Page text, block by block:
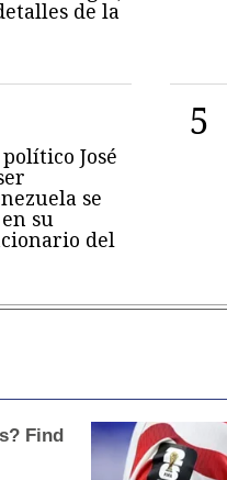
de la
José
se
su
del
5